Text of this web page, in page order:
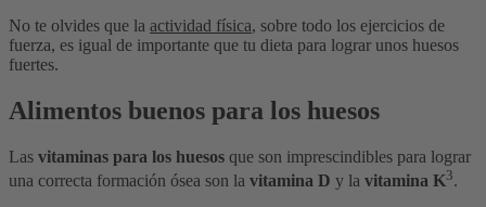
No te olvides que la actividad física, sobre todo los ejercicios de
fuerza, es igual de importante que tu dieta para lograr unos huesos
fuertes.
Alimentos buenos para los huesos
Las vitaminas para los huesos que son imprescindibles para lograr
una correcta formación ósea son la vitamina D y la vitamina K3.